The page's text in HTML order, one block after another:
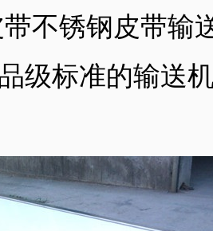
不锈钢皮带输
级标准的输送